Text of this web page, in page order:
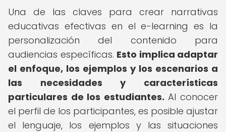
Una de las claves para crear narrativas
educativas efectivas en el e-learning es la
personalización del contenido para
audiencias específicas. Esto implica adaptar
el enfoque, los ejemplos y los escenarios a
las necesidades y características
particulares de los estudiantes. Al conocer
el perfil de los participantes, es posible ajustar
el lenguaje, los ejemplos y las situaciones